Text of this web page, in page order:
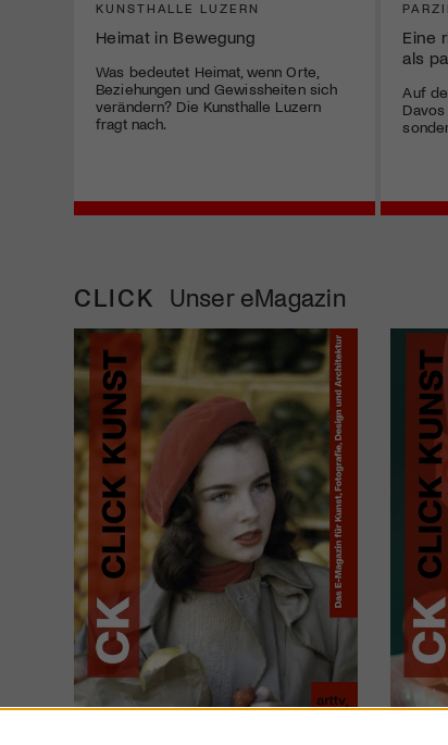
KUNSTHALLE LUZERN
Heimat in Bewegung
Was bedeutet Heimat, wenn Orte,
Beziehungen und Gewissheiten sich
verändern? Die Kunsthalle Luzern
fragt nach.
Eine
als
Auf
CLICK Unser eMagazin